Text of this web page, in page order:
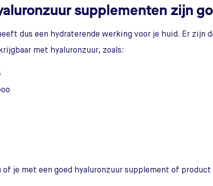
supplementen zijn
dus een hydraterende werking voor je huid. Er zijn
met hyaluronzuur, zoals:
of je met een goed hyaluronzuur supplement of